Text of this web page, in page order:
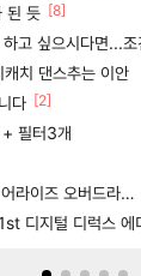
된 듯 [8]
고 싶으시다면...조
치 댄스추는 이안
다 [2]
+ 필터3개
나 혼자만 레벨업 어라이즈 오버드라이브 Solo Leveling Arise